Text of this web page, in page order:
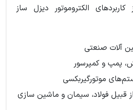
الکتروموتور دیزل ساز
آلات صنعتی
پمپ و کمپرسور
موتورگیربکسی
قبیل فولاد، سیمان و ماشین سازی